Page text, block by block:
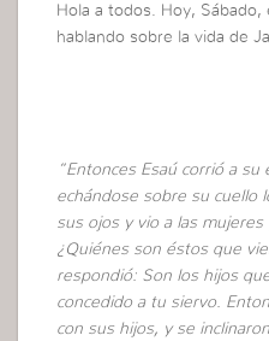
Hola a todos. Hoy,
hablando sobre la vida de
“Entonces Esaú corrió a
echándose sobre su cuello
sus ojos y vio a las
¿Quiénes son éstos que
respondió: Son los hijos
concedido a tu siervo.
con sus hijos, y se